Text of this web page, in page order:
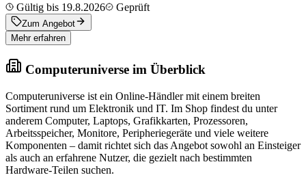
Gültig bis 19.8.2026
Geprüft
Zum Angebot
Mehr erfahren
Computeruniverse im Überblick
Computeruniverse ist ein Online-Händler mit einem breiten
Sortiment rund um Elektronik und IT. Im Shop findest du unter
anderem Computer, Laptops, Grafikkarten, Prozessoren,
Arbeitsspeicher, Monitore, Peripheriegeräte und viele weitere
Komponenten – damit richtet sich das Angebot sowohl an Einsteiger
als auch an erfahrene Nutzer, die gezielt nach bestimmten
Hardware-Teilen suchen.